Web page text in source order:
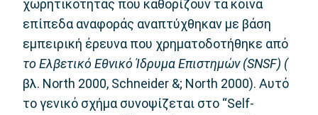
χωρητικότητας που καθορίζουν τα κοινά
επίπεδα αναφοράς αναπτύχθηκαν με βάση
εμπειρική έρευνα που χρηματοδοτήθηκε από
το Ελβετικό Εθνικό Ίδρυμα Επιστημών (SNSF) (
βλ. North 2000, Schneider &; North 2000). Αυτό
το γενικό σχήμα συνοψίζεται στο “Self-